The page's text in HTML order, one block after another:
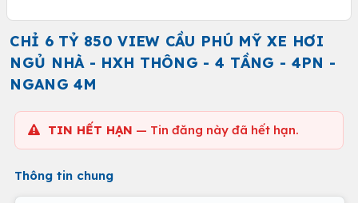
CHỈ 6 TỶ 850 VIEW CẦU PHÚ MỸ XE HƠI
NGỦ NHÀ - HXH THÔNG - 4 TẦNG - 4PN -
NGANG 4M
TIN HẾT HẠN — Tin đăng này đã hết hạn.
Thông tin chung